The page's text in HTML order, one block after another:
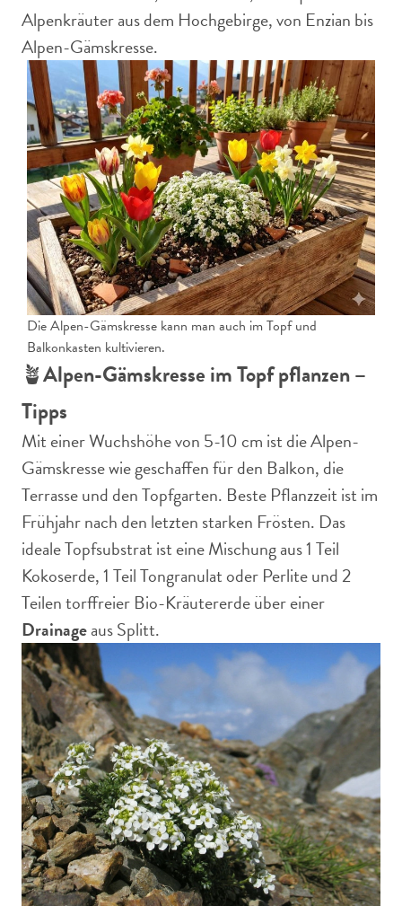
Alpenkräuter aus dem Hochgebirge, von Enzian bis
Alpen-Gämskresse.
Die Alpen-Gämskresse kann man auch im Topf und
Balkonkasten kultivieren.
🪴Alpen-Gämskresse im Topf pflanzen –
Tipps
Mit einer Wuchshöhe von 5-10 cm ist die Alpen-
Gämskresse wie geschaffen für den Balkon, die
Terrasse und den Topfgarten. Beste Pflanzzeit ist im
Frühjahr nach den letzten starken Frösten. Das
ideale Topfsubstrat ist eine Mischung aus 1 Teil
Kokoserde, 1 Teil Tongranulat oder Perlite und 2
Teilen torffreier Bio-Kräutererde über einer
Drainageaus Splitt.